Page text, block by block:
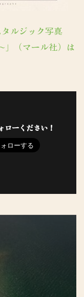
ルジック写真
」（マール社）は
ローください！